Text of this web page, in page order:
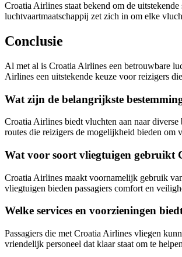
Croatia Airlines staat bekend om de
luchtvaartmaatschappij zet zich in om elke
Conclusie
Al met al is Croatia Airlines een betrouwbare
Airlines een uitstekende keuze voor reizigers
Wat zijn de belangrijkste
Croatia Airlines biedt vluchten aan naar
routes die reizigers de mogelijkheid bieden om
Wat voor soort vliegtuigen gebruikt
Croatia Airlines maakt voornamelijk gebruik
vliegtuigen bieden passagiers comfort en
Welke services en voorzieningen
Passagiers die met Croatia Airlines vliegen
vriendelijk personeel dat klaar staat om te